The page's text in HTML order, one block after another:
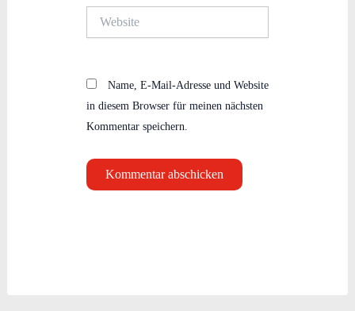
Name, E-Mail-Adresse und Website
in diesem Browser für meinen nächsten
Kommentar speichern.